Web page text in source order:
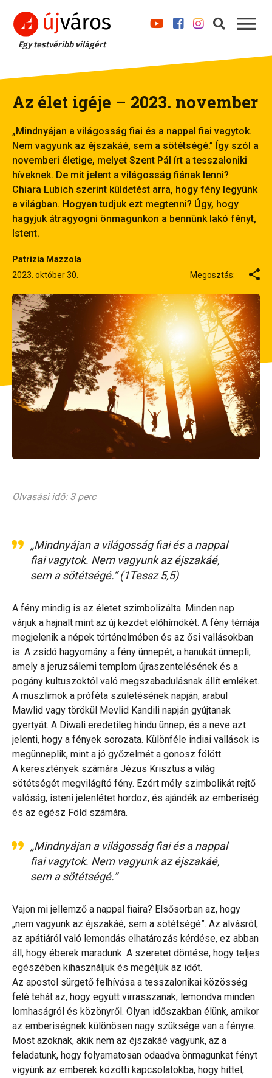
Egy testvéribb világért
Az élet igéje – 2023. november
„Mindnyájan a világosság fiai és a nappal fiai vagytok.
Nem vagyunk az éjszakáé, sem a sötétségé.” Így szól a
novemberi életige, melyet Szent Pál írt a tesszaloniki
híveknek. De mit jelent a világosság fiának lenni?
Chiara Lubich szerint küldetést arra, hogy fény legyünk
a világban. Hogyan tudjuk ezt megtenni? Úgy, hogy
hagyjuk átragyogni önmagunkon a bennünk lakó fényt,
Istent.
Patrizia Mazzola
2023. október 30.
Megosztás:
Olvasási idő: 3 perc
„Mindnyájan a világosság fiai és a nappal
fiai vagytok. Nem vagyunk az éjszakáé,
sem a sötétségé.” (1Tessz 5,5)
A fény mindig is az életet szimbolizálta. Minden nap
várjuk a hajnalt mint az új kezdet előhírnökét. A fény témája
megjelenik a népek történelmében és az ősi vallásokban
is. A zsidó hagyomány a fény ünnepét, a hanukát ünnepli,
amely a jeruzsálemi templom újraszentelésének és a
pogány kultuszoktól való megszabadulásnak állít emléket.
A muszlimok a próféta születésének napján, arabul
Mawlid vagy törökül Mevlid Kandili napján gyújtanak
gyertyát. A Diwali eredetileg hindu ünnep, és a neve azt
jelenti, hogy a fények sorozata. Különféle indiai vallások is
megünneplik, mint a jó győzelmét a gonosz fölött.
A keresztények számára Jézus Krisztus a világ
sötétségét megvilágító fény. Ezért mély szimbolikát rejtő
valóság, isteni jelenlétet hordoz, és ajándék az emberiség
és az egész Föld számára.
„Mindnyájan a világosság fiai és a nappal
fiai vagytok. Nem vagyunk az éjszakáé,
sem a sötétségé.”
Vajon mi jellemző a nappal fiaira? Elsősorban az, hogy
„nem vagyunk az éjszakáé, sem a sötétségé”. Az alvásról,
az apátiáról való lemondás elhatározás kérdése, ez abban
áll, hogy éberek maradunk. A szeretet döntése, hogy teljes
egészében kihasználjuk és megéljük az időt.
Az apostol sürgető felhívása a tesszalonikai közösség
felé tehát az, hogy együtt virrasszanak, lemondva minden
lomhaságról és közönyről. Olyan időszakban élünk, amikor
az emberiségnek különösen nagy szüksége van a fényre.
Most azoknak, akik nem az éjszakáé vagyunk, az a
feladatunk, hogy folyamatosan odaadva önmagunkat fényt
vigyünk az emberek közötti kapcsolatokba, hogy hittel,